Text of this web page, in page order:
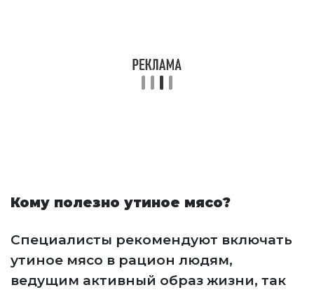
Кому полезно утиное мясо?
Специалисты рекомендуют включать
утиное мясо в рацион людям,
ведущим активный образ жизни, так